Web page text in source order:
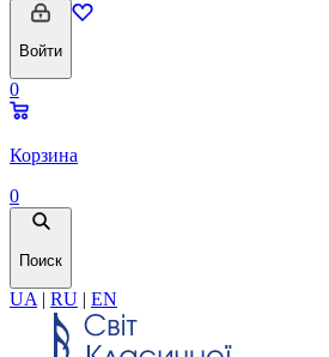
Войти
0
Корзина
0
Поиск
UA | RU | EN